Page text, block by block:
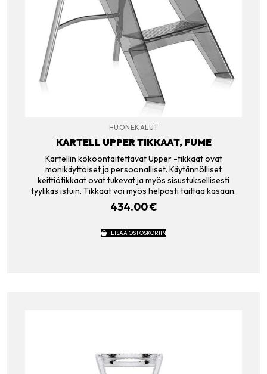
HUONEKALUT
KARTELL UPPER TIKKAAT, FUME
Kartellin kokoontaitettavat Upper -tikkaat ovat
monikäyttöiset ja persoonalliset. Käytännölliset
keittiötikkaat ovat tukevat ja myös sisustuksellisesti
tyylikäs istuin. Tikkaat voi myös helposti taittaa kasaan.
434.00€
LISÄÄ OSTOSKORIIN